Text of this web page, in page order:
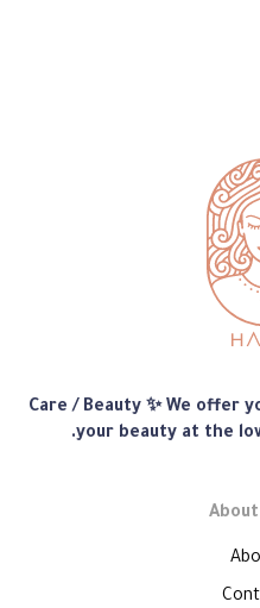
Care / Beauty ✨ We offer
your beauty at the